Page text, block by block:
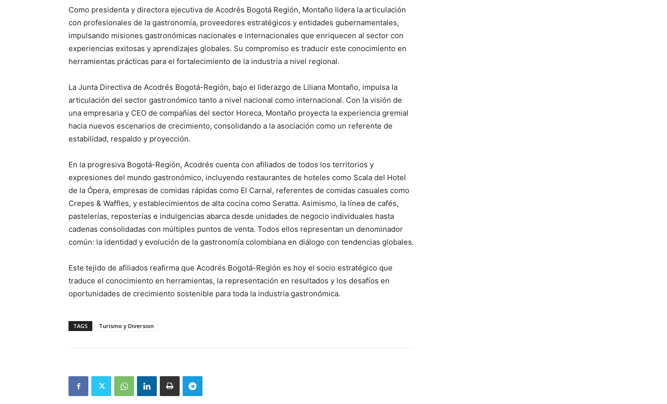
Como presidenta y directora ejecutiva de Acodrés Bogotá Región, Montaño lidera la articulación
con profesionales de la gastronomía, proveedores estratégicos y entidades gubernamentales,
impulsando misiones gastronómicas nacionales e internacionales que enriquecen al sector con
experiencias exitosas y aprendizajes globales. Su compromiso es traducir este conocimiento en
herramientas prácticas para el fortalecimiento de la industria a nivel regional.
La Junta Directiva de Acodrés Bogotá-Región, bajo el liderazgo de Liliana Montaño, impulsa la
articulación del sector gastronómico tanto a nivel nacional como internacional. Con la visión de
una empresaria y CEO de compañías del sector Horeca, Montaño proyecta la experiencia gremial
hacia nuevos escenarios de crecimiento, consolidando a la asociación como un referente de
estabilidad, respaldo y proyección.
En la progresiva Bogotá-Región, Acodrés cuenta con afiliados de todos los territorios y
expresiones del mundo gastronómico, incluyendo restaurantes de hoteles como Scala del Hotel
de la Ópera, empresas de comidas rápidas como El Carnal, referentes de comidas casuales como
Crepes & Waffles, y establecimientos de alta cocina como Seratta. Asimismo, la línea de cafés,
pastelerías, reposterías e indulgencias abarca desde unidades de negocio individuales hasta
cadenas consolidadas con múltiples puntos de venta. Todos ellos representan un denominador
común: la identidad y evolución de la gastronomía colombiana en diálogo con tendencias globales.
Este tejido de afiliados reafirma que Acodrés Bogotá-Región es hoy el socio estratégico que
traduce el conocimiento en herramientas, la representación en resultados y los desafíos en
oportunidades de crecimiento sostenible para toda la industria gastronómica.
TAGS Turismo y Diversion